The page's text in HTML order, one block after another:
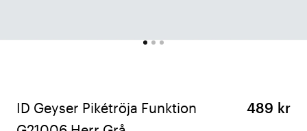
ID Geyser Pikétröja Funktion
489 kr